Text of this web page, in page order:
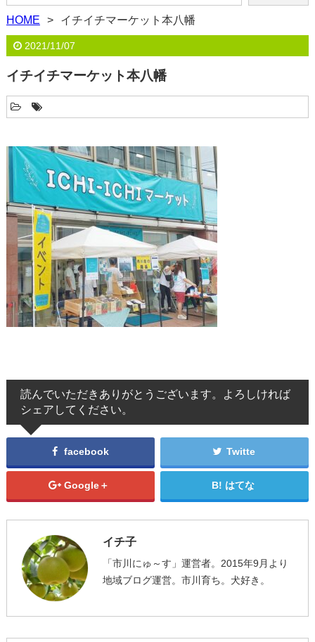
HOME イチイチマーケット本八幡
2021/11/07
イチイチマーケット本八幡
読んでいただきありがとうございます。よろしければ
シェアしてください。
facebook Twitte
Google＋ はてな
イチ子
「市川にゅ～す」運営者。2015年9月より
地域ブログ運営。市川育ち。犬好き。